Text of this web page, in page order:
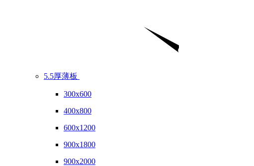
5.5厚薄板
300x600
400x800
600x1200
900x1800
900x2000